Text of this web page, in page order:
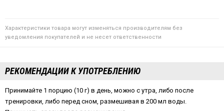
Характеристики товара могут изменяться производителям без
уведомления покупателей и не несет ответственности
РЕКОМЕНДАЦИИ К УПОТРЕБЛЕНИЮ
Принимайте 1 порцию (10 г) в день, можно с утра, либо после
тренировки, либо перед сном, размешивая в 200 мл воды.